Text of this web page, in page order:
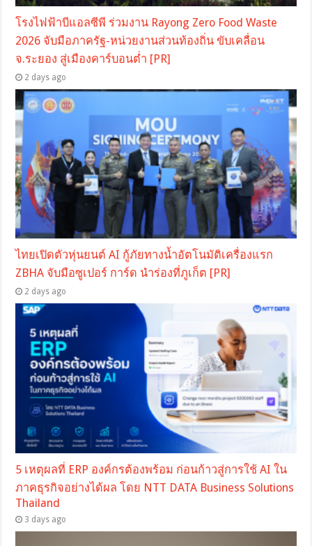
โรงไฟฟ้าบีแอลซีพี ร่วมงาน Rayong Zero Food Waste
2026 จับมือภาครัฐ-หน่วยงานส่วนท้องถิ่น ขับเคลื่อน
จ.ระยอง สู่เมืองคาร์บอนต่ำ [PR]
2 days ago
ไทยเปิดตัวหุ่นยนต์ AI กู้ภัยทางน้ำอัตโนมัติเครื่องแรก
ZBHA จับมือซูเปอร์ การ์ด นำร่องที่ภูเก็ต [PR]
2 days ago
5 เหตุผลที่ ERP องค์กรต้องพร้อม ก่อนก้าวสู่การใช้ AI ใน
ภาคธุรกิจอย่างได้ผล โดย NTT DATA Business Solutions
Thailand
3 days ago